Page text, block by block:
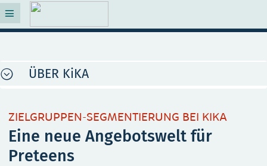
ÜBER KiKA
ZIELGRUPPEN-SEGMENTIERUNG BEI KIKA
Eine neue Angebotswelt für
Preteens